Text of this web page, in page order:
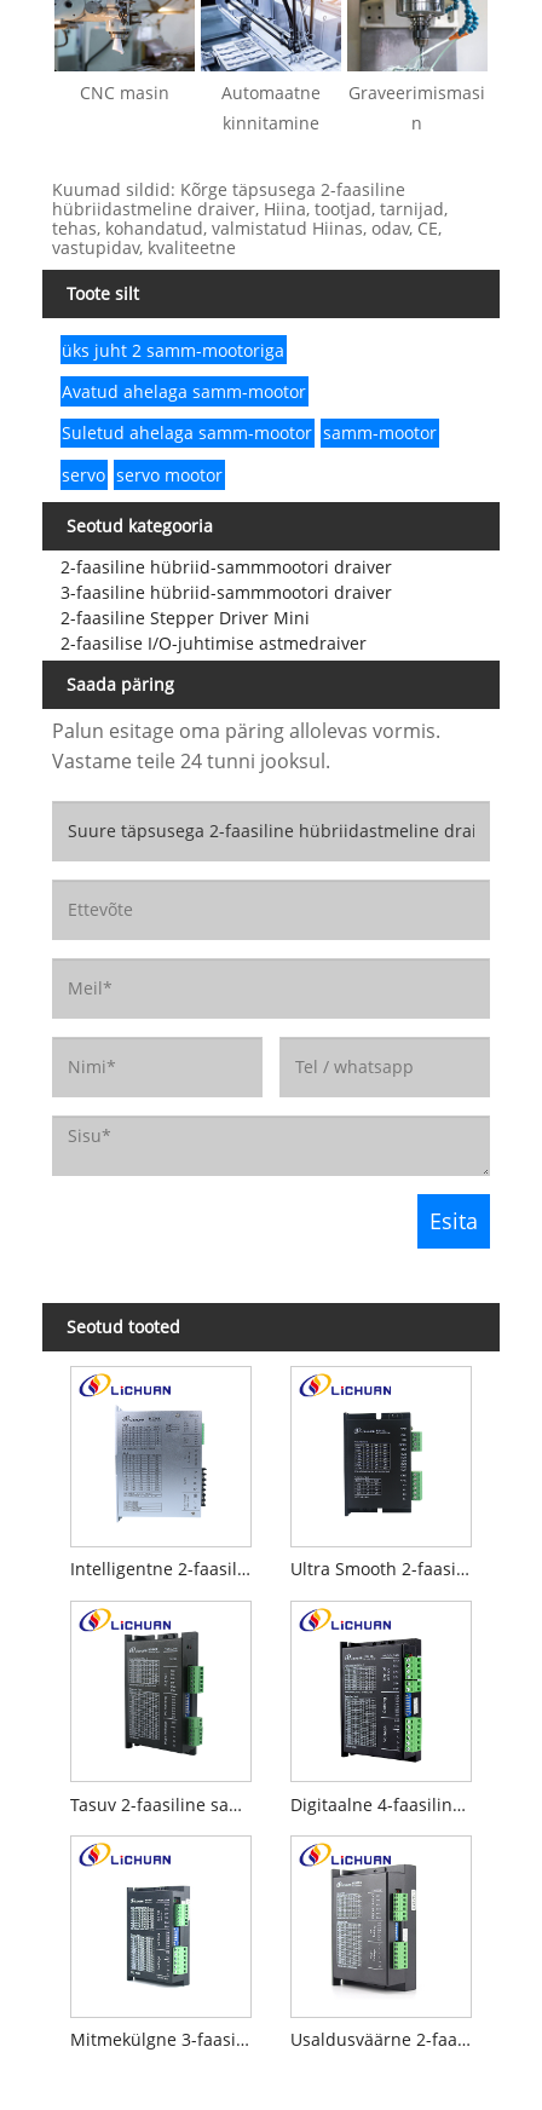
CNC masin
Automaatne
kinnitamine
Graveerimismasi
n
Kuumad sildid: Kõrge täpsusega 2-faasiline
hübriidastmeline draiver, Hiina, tootjad, tarnijad,
tehas, kohandatud, valmistatud Hiinas, odav, CE,
vastupidav, kvaliteetne
Toote silt
üks juht 2 samm-mootoriga
Avatud ahelaga samm-mootor
Suletud ahelaga samm-mootor samm-mootor
servo servo mootor
Seotud kategooria
2-faasiline hübriid-sammmootori draiver
3-faasiline hübriid-sammmootori draiver
2-faasiline Stepper Driver Mini
2-faasilise I/O-juhtimise astmedraiver
Saada päring
Palun esitage oma päring allolevas vormis.
Vastame teile 24 tunni jooksul.
Seotud tooted
Intelligentne 2-faasiline hübriidmootori draiver Ultra Smooth 2-faasiline hübriid-sammmootori draiver
Tasuv 2-faasiline samm-mootori astmedraiver Digitaalne 4-faasiline samm-draiver samm-mootoritele
Mitmekülgne 3-faasiline hübriidastmeline draiver Usaldusväärne 2-faasiline mootoridraiver samm-mootoritele